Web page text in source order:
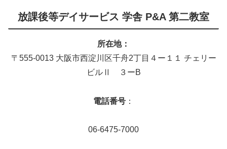
放課後等デイサービス 学舎 P&A 第二教室
所在地：
〒555-0013 大阪市西淀川区千舟2丁目４ー１１ チェリー
ビルⅡ ３ーB
電話番号 ：
06-6475-7000